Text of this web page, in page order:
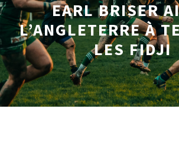
EARL BRISER
L’ANGLETERRE À
LES FIDJI